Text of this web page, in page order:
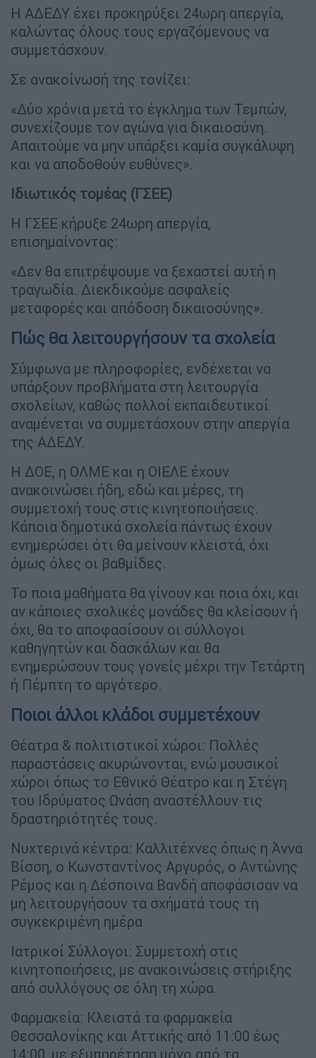
Η ΑΔΕΔΥ έχει προκηρύξει 24ωρη απεργία,
καλώντας όλους τους εργαζόμενους να
συμμετάσχουν.
Σε ανακοίνωσή της τονίζει:
«Δύο χρόνια μετά το έγκλημα των Τεμπών,
συνεχίζουμε τον αγώνα για δικαιοσύνη.
Απαιτούμε να μην υπάρξει καμία συγκάλυψη
και να αποδοθούν ευθύνες».
Ιδιωτικός τομέας (ΓΣΕΕ)
Η ΓΣΕΕ κήρυξε 24ωρη απεργία,
επισημαίνοντας:
«Δεν θα επιτρέψουμε να ξεχαστεί αυτή η
τραγωδία. Διεκδικούμε ασφαλείς
μεταφορές και απόδοση δικαιοσύνης».
Πώς θα λειτουργήσουν τα σχολεία
Σύμφωνα με πληροφορίες, ενδέχεται να
υπάρξουν προβλήματα στη λειτουργία
σχολείων, καθώς πολλοί εκπαιδευτικοί
αναμένεται να συμμετάσχουν στην απεργία
της ΑΔΕΔΥ.
Η ΔΟΕ, η ΟΛΜΕ και η ΟΙΕΛΕ έχουν
ανακοινώσει ήδη, εδώ και μέρες, τη
συμμετοχή τους στις κινητοποιήσεις.
Κάποια δημοτικά σχολεία πάντως έχουν
ενημερώσει ότι θα μείνουν κλειστά, όχι
όμως όλες οι βαθμίδες.
Το ποια μαθήματα θα γίνουν και ποια όχι, και
αν κάποιες σχολικές μονάδες θα κλείσουν ή
όχι, θα το αποφασίσουν οι σύλλογοι
καθηγητών και δασκάλων και θα
ενημερώσουν τους γονείς μέχρι την Τετάρτη
ή Πέμπτη το αργότερο.
Ποιοι άλλοι κλάδοι συμμετέχουν
Θέατρα & πολιτιστικοί χώροι: Πολλές
παραστάσεις ακυρώνονται, ενώ μουσικοί
χώροι όπως το Εθνικό Θέατρο και η Στέγη
του Ιδρύματος Ωνάση αναστέλλουν τις
δραστηριότητές τους.
Νυχτερινά κέντρα: Καλλιτέχνες όπως η Άννα
Βίσση, ο Κωνσταντίνος Αργυρός, ο Αντώνης
Ρέμος και η Δέσποινα Βανδή αποφάσισαν να
μη λειτουργήσουν τα σχήματά τους τη
συγκεκριμένη ημέρα
Ιατρικοί Σύλλογοι: Συμμετοχή στις
κινητοποιήσεις, με ανακοινώσεις στήριξης
από συλλόγους σε όλη τη χώρα.
Φαρμακεία: Κλειστά τα φαρμακεία
Θεσσαλονίκης και Αττικής από 11:00 έως
14:00, με εξυπηρέτηση μόνο από τα